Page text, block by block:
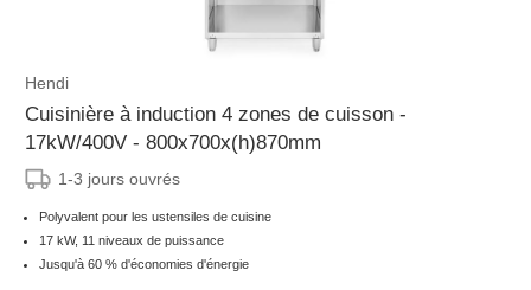
Hendi
Cuisinière à induction 4 zones de cuisson -
17kW/400V - 800x700x(h)870mm
1-3 jours ouvrés
Polyvalent pour les ustensiles de cuisine
17 kW, 11 niveaux de puissance
Jusqu'à 60 % d'économies d'énergie